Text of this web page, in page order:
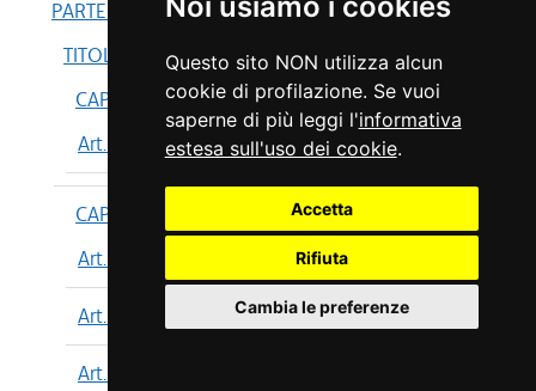
Questo sito NON utilizza alcun
cookie di profilazione. Se vuoi
saperne di più leggi l'informativa
estesa sull'uso dei cookie.
Accetta
Rifiuta
Cambia le preferenze
PARTE IV
TITOLO I
CAPO I
Art. 199
CAPO II
Art. 200
Art. 201
Art. 202